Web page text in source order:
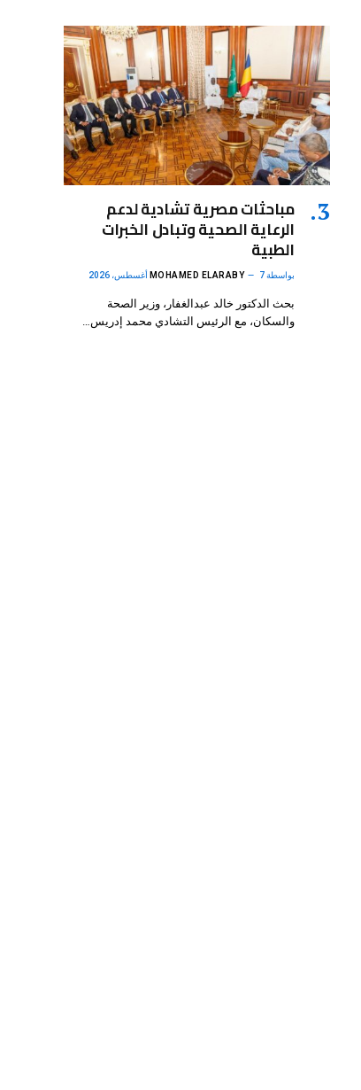
مباحثات مصرية تشادية لدعم
الرعاية الصحية وتبادل الخبرات
الطبية
بواسطة MOHAMED ELARABY 7 أغسطس، 2026
بحث الدكتور خالد عبدالغفار، وزير الصحة
والسكان، مع الرئيس التشادي محمد إدريس…